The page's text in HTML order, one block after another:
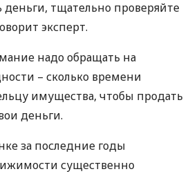
тщательно проверяйте
эксперт.
надо обращать на
– сколько времени
имущества, чтобы продать
деньги.
за последние годы
существенно